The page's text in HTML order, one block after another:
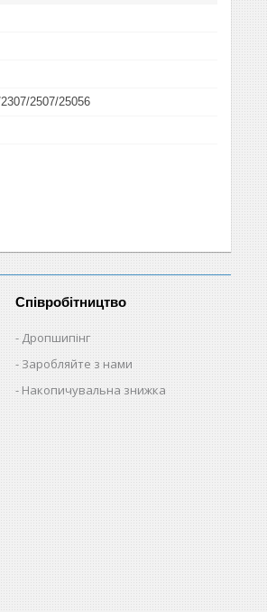
2507/25056
Співробітництво
Дропшипінг
Заробляйте з нами
Накопичувальна знижка